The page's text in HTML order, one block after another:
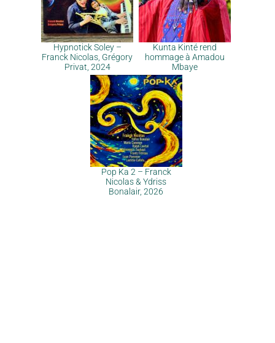
Hypnotick Soley –
Franck Nicolas, Grégory
Privat, 2024
Kunta Kinté rend
hommage à Amadou
Mbaye
Pop Ka 2 – Franck
Nicolas & Ydriss
Bonalair, 2026